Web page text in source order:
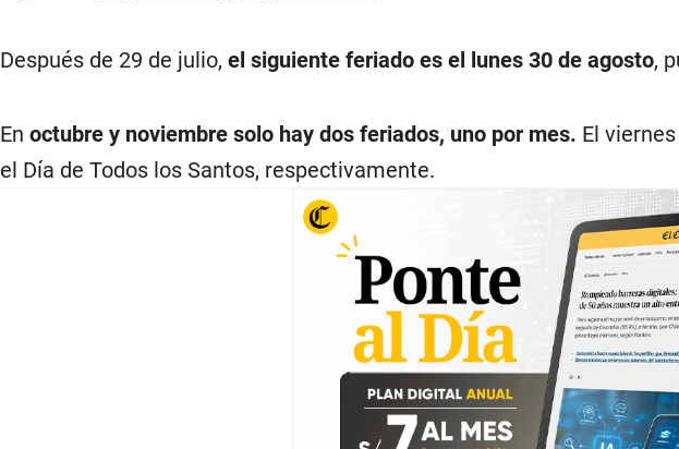
Después de 29 de julio, el siguiente feriado es el lunes 30 de agosto,
Enoctubre y noviembre solo hay dos feriados, uno por mes. El
el Día de Todos los Santos, respectivamente.